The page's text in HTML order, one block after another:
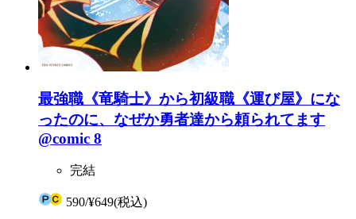
最強職《竜騎士》から初級職《運び屋》にな
ったのに、なぜか勇者達から頼られてます
@comic 8
完結
590/¥649(税込)